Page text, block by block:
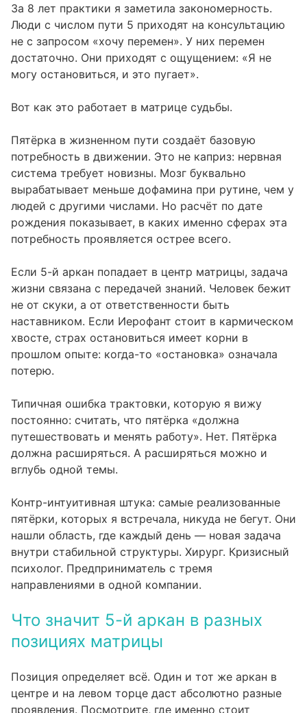
За 8 лет практики я заметила закономерность.
Люди с числом пути 5 приходят на консультацию
не с запросом «хочу перемен». У них перемен
достаточно. Они приходят с ощущением: «Я не
могу остановиться, и это пугает».
Вот как это работает в матрице судьбы.
Пятёрка в жизненном пути создаёт базовую
потребность в движении. Это не каприз: нервная
система требует новизны. Мозг буквально
вырабатывает меньше дофамина при рутине, чем у
людей с другими числами. Но расчёт по дате
рождения показывает, в каких именно сферах эта
потребность проявляется острее всего.
Если 5-й аркан попадает в центр матрицы, задача
жизни связана с передачей знаний. Человек бежит
не от скуки, а от ответственности быть
наставником. Если Иерофант стоит в кармическом
хвосте, страх остановиться имеет корни в
прошлом опыте: когда-то «остановка» означала
потерю.
Типичная ошибка трактовки, которую я вижу
постоянно: считать, что пятёрка «должна
путешествовать и менять работу». Нет. Пятёрка
должна расширяться. А расширяться можно и
вглубь одной темы.
Контр-интуитивная штука: самые реализованные
пятёрки, которых я встречала, никуда не бегут. Они
нашли область, где каждый день — новая задача
внутри стабильной структуры. Хирург. Кризисный
психолог. Предприниматель с тремя
направлениями в одной компании.
Что значит 5-й аркан в разных
позициях матрицы
Позиция определяет всё. Один и тот же аркан в
центре и на левом торце даст абсолютно разные
проявления. Посмотрите, где именно стоит